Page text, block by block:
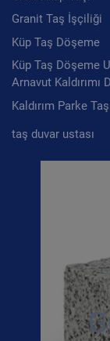
Granit Taş İşçiliği
Küp Taş Döşeme
Küp Taş Döşeme
Arnavut Kaldırımı
Kaldırım Parke
taş duvar ustası